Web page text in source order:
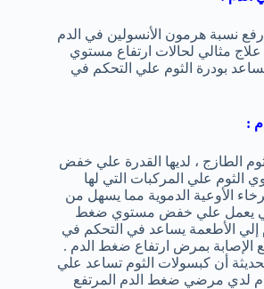
نسبة هرمون الأنسولين في الدم
علاج مثالي لحالات ارتفاع مستوي
بودرة الثوم علي التحكم في
:
الطازج ، لديها القدرة علي خفض
علي المركبات التي لها
الأوعية الدموية مما يسهل من
يعمل علي خفض مستوي ضغط
إلي الأطعمة يساعد في التحكم في
بمرض ارتفاع ضغط الدم .
أن كبسولات الثوم تساعد علي
مرضي ضغط الدم المرتفع